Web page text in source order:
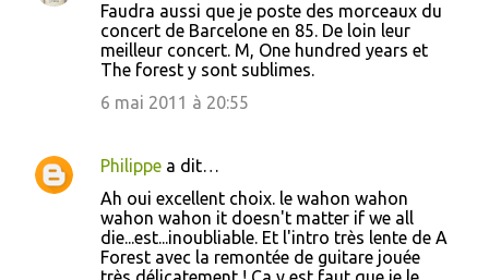
Faudra aussi que je poste des morceaux du
concert de Barcelone en 85. De loin leur
meilleur concert. M, One hundred years et
The forest y sont sublimes.
6 mai 2011 à 20:55
Philippe a dit…
Ah oui excellent choix. le wahon wahon
wahon wahon it doesn't matter if we all
die...est...inoubliable. Et l'intro très lente de A
Forest avec la remontée de guitare jouée